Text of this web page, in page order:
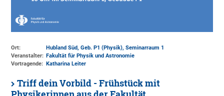
Ort: Hubland Süd, Geb. P1 (Physik), Seminarraum 1
Veranstalter: Fakultät für Physik und Astronomie
Vortragende: Katharina Leiter
Triff dein Vorbild - Frühstück mit